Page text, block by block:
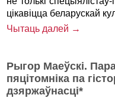
цікавіцца беларускай
Чытаць далей →
Рыгор Маеўскі.
пяцітомніка па
дзяржаўнасці*